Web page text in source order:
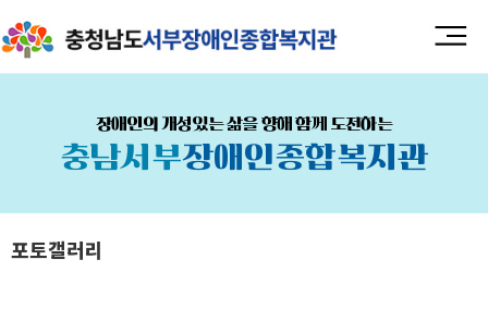
장애인의 개성있는 삶을 향해 함께 도전하는
충남서부장애인종합복지관
포토갤러리